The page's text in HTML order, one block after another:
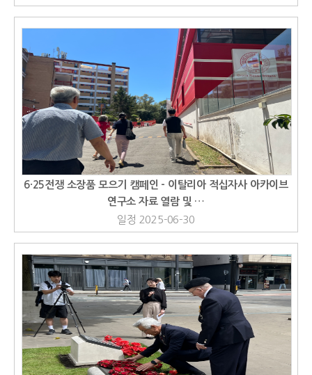
6·25전쟁 소장품 모으기 캠페인 - 이탈리아 적십자사 아카이브
연구소 자료 열람 및 …
일정 2025-06-30